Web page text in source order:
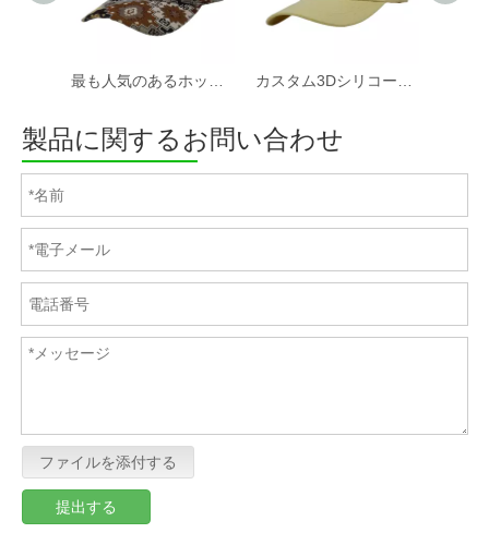
製品に関するお問い合わせ
ファイルを添付する
提出する